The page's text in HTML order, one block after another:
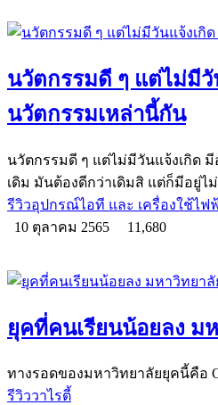
นวัตกรรมดี ๆ แต่ไม่มีวั
นวัตกรรมเหล่านี้กัน
นวัตกรรมดี ๆ แต่ไม่มีวันแจ้งเกิด
เดิม มันต้องดีกว่าเดิมสิ แต่ก็มีอยู่ไ
รีวิวอุปกรณ์ไอที และ เครื่องใช้ไฟ
10 ตุลาคม 2565
11,680
ยุคที่คนเรียนน้อยลง ม
ทางรอดของมหาวิทยาลัยยุคนี้คือ
รีวิววาไรตี้